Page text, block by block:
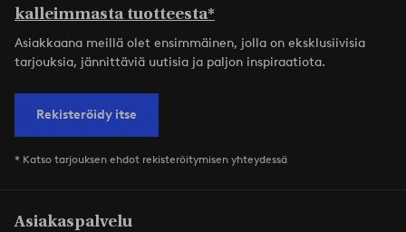
kalleimmasta tuotteesta*
Asiakkaana meillä olet ensimmäinen, jolla on eksklusiivisia
tarjouksia, jännittäviä uutisia ja paljon inspiraatiota.
Rekisteröidy itse
* Katso tarjouksen ehdot rekisteröitymisen yhteydessä
Asiakaspalvelu